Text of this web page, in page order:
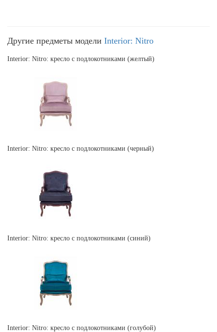
Другие предметы модели Interior: Nitro
Interior: Nitro: кресло с подлокотниками (желтый)
Interior: Nitro: кресло с подлокотниками (черный)
Interior: Nitro: кресло с подлокотниками (синий)
Interior: Nitro: кресло с подлокотниками (голубой)